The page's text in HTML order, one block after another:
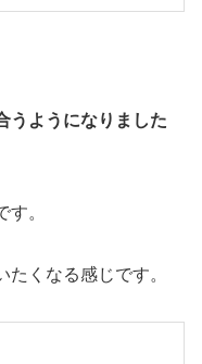
うようになりました
。
たくなる感じです。